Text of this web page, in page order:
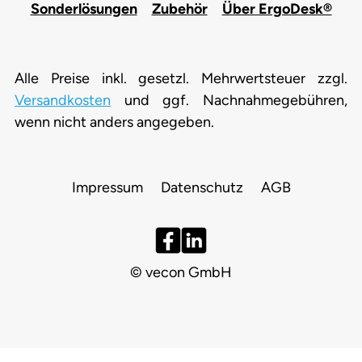
Sonderlösungen Zubehör Über ErgoDesk®
Alle Preise inkl. gesetzl. Mehrwertsteuer zzgl.
Versandkosten und ggf. Nachnahmegebühren,
wenn nicht anders angegeben.
Impressum Datenschutz AGB
© vecon GmbH